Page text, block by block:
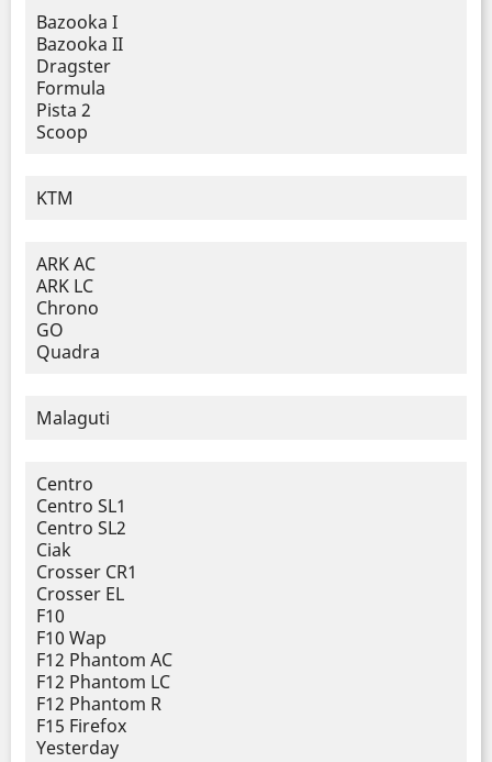
Bazooka I
Bazooka II
Dragster
Formula
Pista 2
Scoop
KTM
ARK AC
ARK LC
Chrono
GO
Quadra
Malaguti
Centro
Centro SL1
Centro SL2
Ciak
Crosser CR1
Crosser EL
F10
F10 Wap
F12 Phantom AC
F12 Phantom LC
F12 Phantom R
F15 Firefox
Yesterday